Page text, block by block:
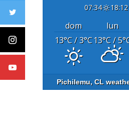
07:34
dom lun
13°C/ 3°C13°C/ 5
Pichilemu, CL